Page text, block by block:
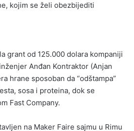
kojim se želi obezbijediti
grant od 125.000 dolara kompaniji
Anđan Kontraktor (Anjan
hrane sposoban da “odštampa”
sosa i proteina, dok se
Fast Company.
na Maker Faire sajmu u Rimu